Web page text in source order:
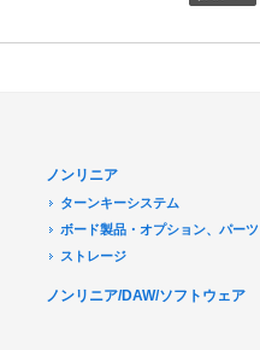
ノンリニア
ターンキーシステム
ボード製品・オプション、パーツ
ストレージ
ノンリニア/DAW/ソフトウェア